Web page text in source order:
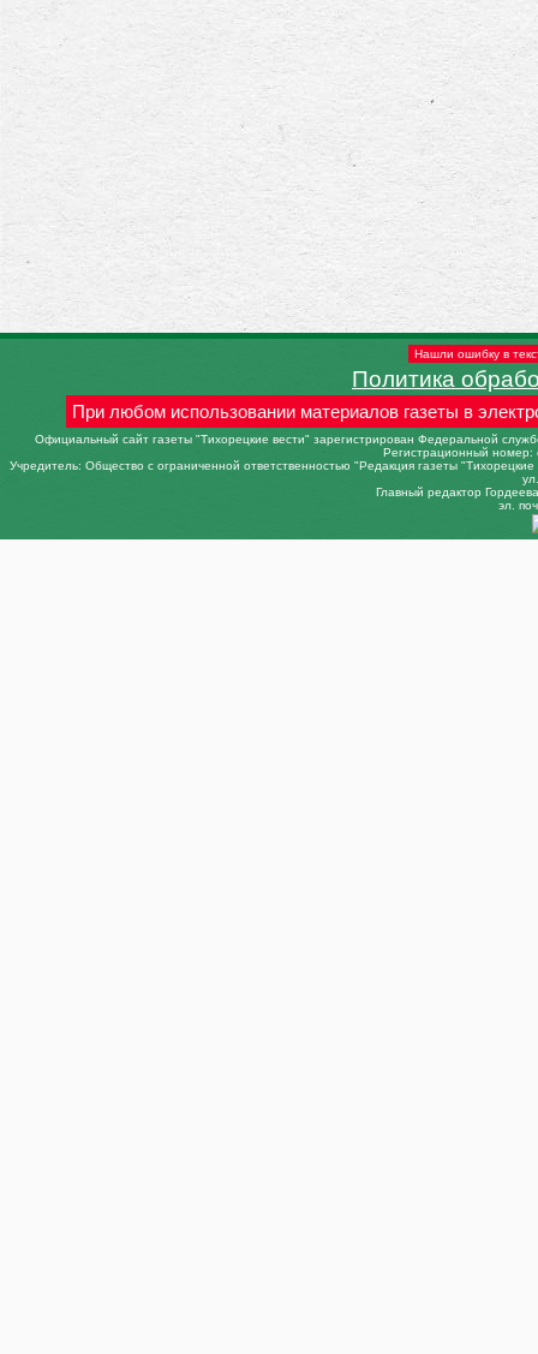
Нашли ошибку в
Политика
При любом использовании материалов газеты в
Официальный сайт газеты "Тихорецкие вести" зарегистрирован Федеральной
Регистрационный
Учредитель: Общество с ограниченной ответственностью "Редакция газеты
Главный редактор
эл.